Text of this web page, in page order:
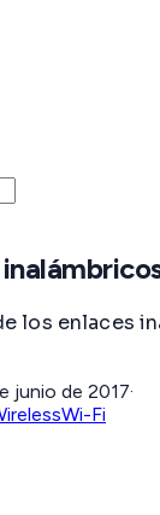
los enlaces
junio de 2017·
Wi-Fi